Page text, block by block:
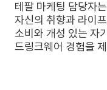
테팔 마케팅 담당자
자신의 취향과 라이
소비와 개성 있는 자
드링크웨어 경험을